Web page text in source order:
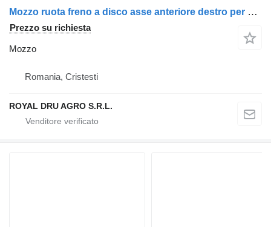
Mozzo ruota freno a disco asse anteriore destro per camion IVECO
Prezzo su richiesta
Mozzo
Romania, Cristesti
ROYAL DRU AGRO S.R.L.